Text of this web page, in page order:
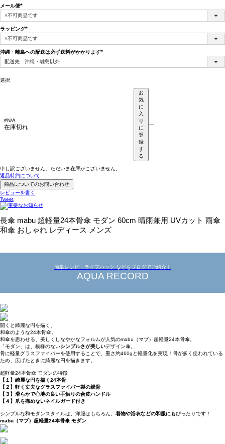
メール便
(必
須)
ラッピング
(必
沖縄・離島への配送は必ず送料がかかります
選択
#N/A
在庫切れ
お
気
に
入
り
に
登
録
す
る
—
申し訳ございません。ただいま在庫がございません。
返品特約について
商品についてのお問い合わせ
レビューを書く
Tweet
長傘 mabu 超軽量24本骨傘 モダン 60cm 晴雨兼用 UVカット 雨傘
和傘 おしゃれ レディース メンズ
簡単レシピ・ライフハック などをブログでご紹介！
AQUA RECORD
開くと綺麗な円を描く、
和傘のような24本骨傘。
和傘を思わせる、美しくしなやかなフォルムが人気のmabu（マブ）超軽量24本骨傘。
「モダン」は、模様のないシンプルさが美しいデザイン傘。
骨に軽量グラスファイバーを使用することで、重さ約460gと軽量化を実現！骨が多く使われている
ため、広げたときに綺麗な円を描きます。
超軽量24本骨傘 モダンの特徴
【１】綺麗な円を描く24本骨
【２】軽く丈夫なグラスファイバー製の親骨
【３】滑らかで心地の良い手触りの合皮ハンドル
【４】爪を痛めないネイルガード付き
シンプルな和モダンスタイルは、洋服はもちろん、 着物や浴衣などの和服にもぴったりです！
mabu（マブ）超軽量24本骨傘 モダン